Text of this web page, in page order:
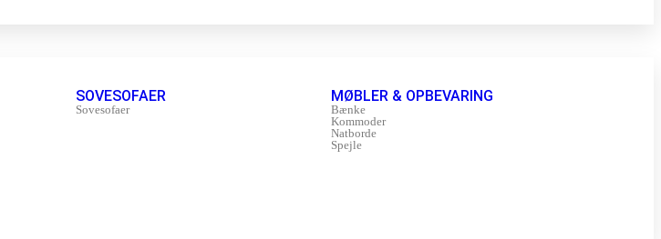
SOVESOFAER
Sovesofaer
MØBLER & OPBEVARING
Bænke
Kommoder
Natborde
Spejle